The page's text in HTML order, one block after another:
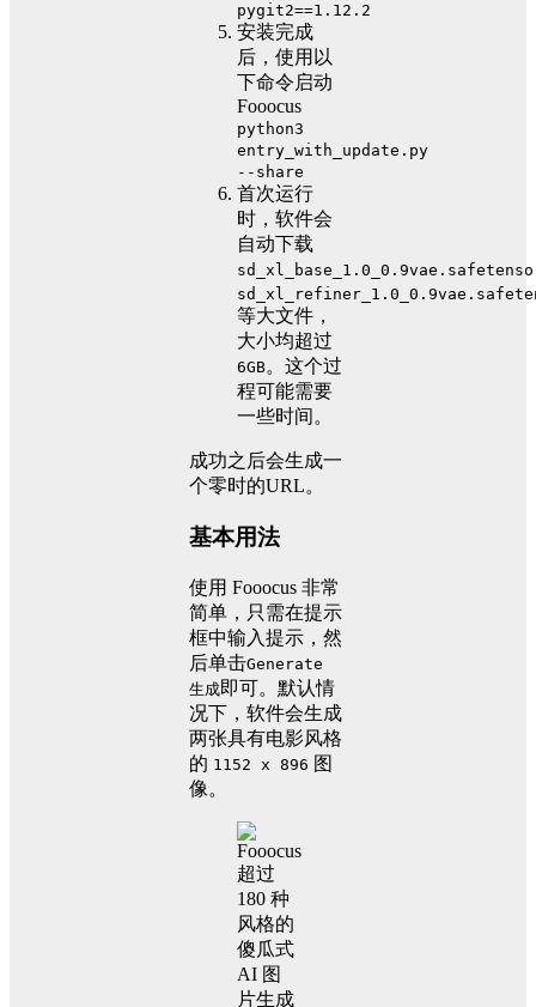
pygit2==1.12.2
安装完成
后，使用以
下命令启动
Fooocus
python3
entry_with_update.py
--share
首次运行
时，软件会
自动下载
等大文件，
大小均超过
6GB。这个过
程可能需要
一些时间。
成功之后会生成一
个零时的URL。
基本用法
使用 Fooocus 非常
简单，只需在提示
框中输入提示，然
后单击Generate
生成即可。默认情
况下，软件会生成
两张具有电影风格
的 1152 x 896 图
像。